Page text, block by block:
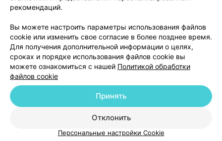
Обработка персональных данных
© 2026 ООО «Артокс Лаб», УНП 191700409
| 220012, Республика Беларусь,
г. Минск, улица Толбухина, 2, пом. 16 | help@103.by
Служба поддержки +375 291212755
рекомендаций.
Вы можете настроить параметры использования файлов
cookie или изменить свое согласие в более позднее время.
Для получения дополнительной информации о целях,
сроках и порядке использования файлов cookie вы
можете ознакомиться с нашей Политикой обработки
файлов cookie
Отклонить
Принять
Персональные настройки Cookie